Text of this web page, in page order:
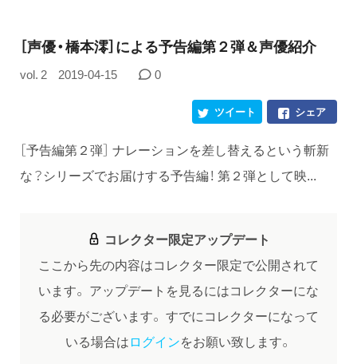
［声優・橋本澪］による予告編第２弾＆声優紹介
vol. 2 2019-04-15 0
シェア
ツイート
［予告編第２弾］ ナレーションを差し替えるという斬新
な？シリーズでお届けする予告編！ 第２弾として映...
コレクター限定アップデート
ここから先の内容はコレクター限定で公開されて
います。 アップデートを見るにはコレクターにな
る必要がございます。 すでにコレクターになって
いる場合はログインをお願い致します。